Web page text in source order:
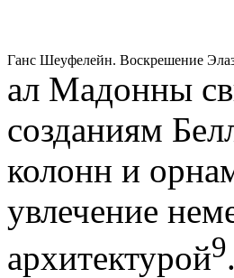
Ганс Шеуфелейн. Воскрешение
ал Мадонны
созданиям
колонн и
увлечение
архитектурой9.